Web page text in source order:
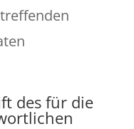
des für die